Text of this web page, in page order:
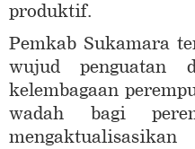
produktif.
Pemkab Sukamara
wujud penguatan
kelembagaan
wadah bagi